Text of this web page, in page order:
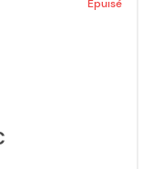
Epuisé